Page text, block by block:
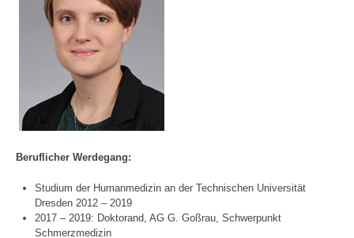
Beruflicher Werdegang:
Studium der Humanmedizin an der Technischen Universität
Dresden 2012 – 2019
2017 – 2019: Doktorand, AG G. Goßrau, Schwerpunkt
Schmerzmedizin